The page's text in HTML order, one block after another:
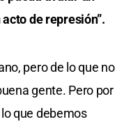
de represión”.
pero de lo que no
gente. Pero por
que debemos